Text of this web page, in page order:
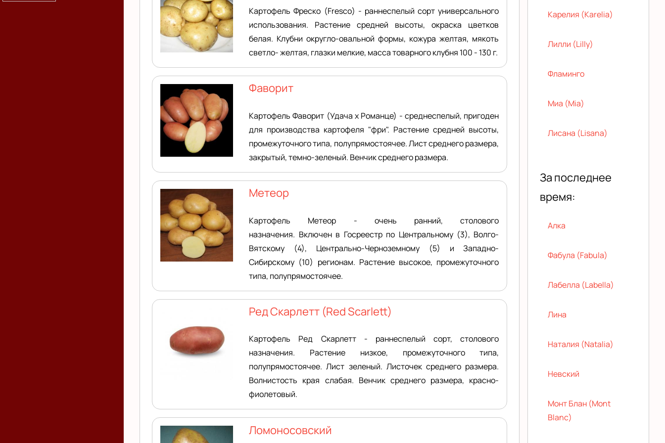
Картофель Фреско (Fresco) - раннеспелый сорт универсального
использования. Растение средней высоты, окраска цветков
белая. Клубни округло-овальной формы, кожура желтая, мякоть
светло- желтая, глазки мелкие, масса товарного клубня 100 - 130 г.
Фаворит
Картофель Фаворит (Удача х Романце) - среднеспелый, пригоден
для производства картофеля "фри". Растение средней высоты,
промежуточного типа, полупрямостоячее. Лист среднего размера,
закрытый, темно-зеленый. Венчик среднего размера.
Метеор
Картофель Метеор - очень ранний, столового
назначения. Включен в Госреестр по Центральному (3), Волго-
Вятскому (4), Центрально-Черноземному (5) и Западно-
Сибирскому (10) регионам. Растение высокое, промежуточного
типа, полупрямостоячее.
Ред Скарлетт (Red Scarlett)
Картофель Ред Скарлетт - раннеспелый сорт, столового
назначения. Растение низкое, промежуточного типа,
полупрямостоячее. Лист зеленый. Листочек среднего размера.
Волнистость края слабая. Венчик среднего размера, красно-
фиолетовый.
Ломоносовский
Карелия (Karelia)
Лилли (Lilly)
Фламинго
Миа (Mia)
Лисана (Lisana)
За последнее
время:
Алка
Фабула (Fabula)
Лабелла (Labella)
Лина
Наталия (Natalia)
Невский
Монт Блан (Mont
Blanc)